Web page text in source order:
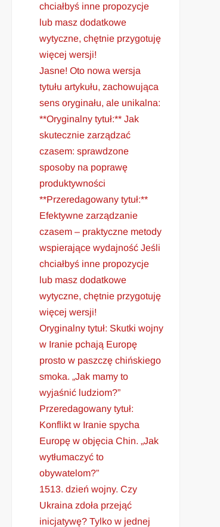
chciałbyś inne propozycje
lub masz dodatkowe
wytyczne, chętnie przygotuję
więcej wersji!
Jasne! Oto nowa wersja
tytułu artykułu, zachowująca
sens oryginału, ale unikalna:
**Oryginalny tytuł:** Jak
skutecznie zarządzać
czasem: sprawdzone
sposoby na poprawę
produktywności
**Przeredagowany tytuł:**
Efektywne zarządzanie
czasem – praktyczne metody
wspierające wydajność Jeśli
chciałbyś inne propozycje
lub masz dodatkowe
wytyczne, chętnie przygotuję
więcej wersji!
Oryginalny tytuł: Skutki wojny
w Iranie pchają Europę
prosto w paszczę chińskiego
smoka. „Jak mamy to
wyjaśnić ludziom?”
Przeredagowany tytuł:
Konflikt w Iranie spycha
Europę w objęcia Chin. „Jak
wytłumaczyć to
obywatelom?”
1513. dzień wojny. Czy
Ukraina zdoła przejąć
inicjatywę? Tylko w jednej